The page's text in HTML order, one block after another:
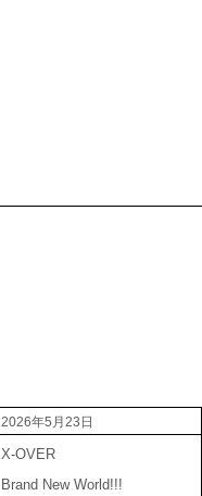
2026年5月23日
X-OVER
Brand New World!!!